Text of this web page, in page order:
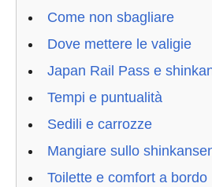
Come non sbagliare
Dove mettere le valigie
Japan Rail Pass e
Tempi e puntualità
Sedili e carrozze
Mangiare sullo
Toilette e comfort a bordo